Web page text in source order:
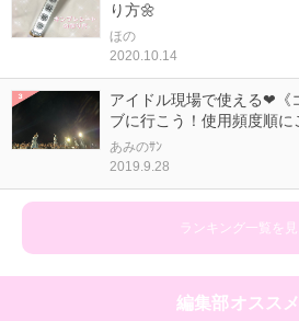
り方🌼
ほの
2020.10.14
アイドル現場で使える❤《
ブに行こう！使用頻度順に
あみのｻﾝ
2019.9.28
ランキング一覧を見
編集部オスス